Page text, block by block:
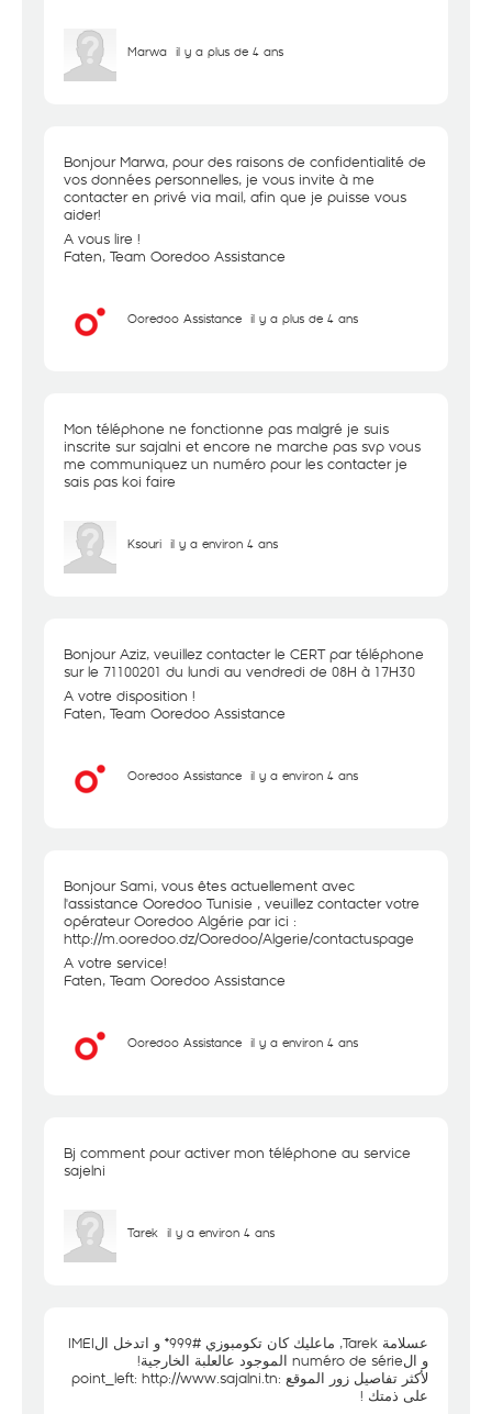
Marwa il y a plus de 4 ans
Bonjour Marwa, pour des raisons de confidentialité de
vos données personnelles, je vous invite à me
contacter en privé via mail, afin que je puisse vous
aider!
A vous lire !
Faten, Team Ooredoo Assistance
Ooredoo Assistance il y a plus de 4 ans
Mon téléphone ne fonctionne pas malgré je suis
inscrite sur sajalni et encore ne marche pas svp vous
me communiquez un numéro pour les contacter je
sais pas koi faire
Ksouri il y a environ 4 ans
Bonjour Aziz, veuillez contacter le CERT par téléphone
sur le 71100201 du lundi au vendredi de 08H à 17H30
A votre disposition !
Faten, Team Ooredoo Assistance
Ooredoo Assistance il y a environ 4 ans
Bonjour Sami, vous êtes actuellement avec
l'assistance Ooredoo Tunisie , veuillez contacter votre
opérateur Ooredoo Algérie par ici :
http://m.ooredoo.dz/Ooredoo/Algerie/contactuspage
A votre service!
Faten, Team Ooredoo Assistance
Ooredoo Assistance il y a environ 4 ans
Bj comment pour activer mon téléphone au service
sajelni
Tarek il y a environ 4 ans
عسلامة Tarek, ماعليك كان تكومبوزي #999* و اتدخل الIMEI
و الnuméro de série الموجود عالعلبة الخارجية!
لأكثر تفاصيل زور الموقع :point_left:http://www.sajalni.tn
على ذمتك !